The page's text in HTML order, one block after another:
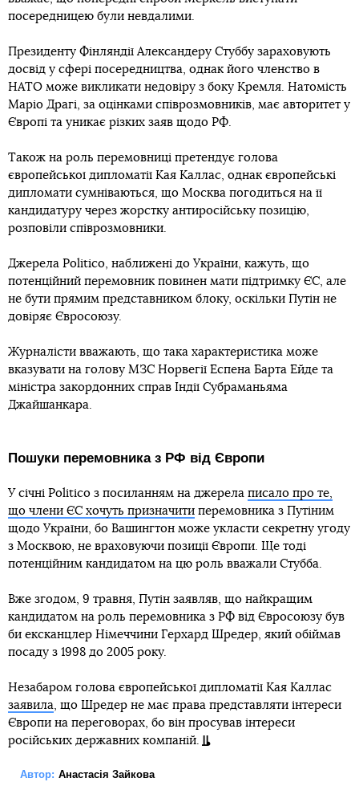
посередницею були невдалими.
Президенту Фінляндії Александеру Стуббу зараховують
досвід у сфері посередництва, однак його членство в
НАТО може викликати недовіру з боку Кремля. Натомість
Маріо Драгі, за оцінками співрозмовників, має авторитет у
Європі та уникає різких заяв щодо РФ.
Також на роль перемовниці претендує голова
європейської дипломатії Кая Каллас, однак європейські
дипломати сумніваються, що Москва погодиться на її
кандидатуру через жорстку антиросійську позицію,
розповіли співрозмовники.
Джерела Politico, наближені до України, кажуть, що
потенційний перемовник повинен мати підтримку ЄС, але
не бути прямим представником блоку, оскільки Путін не
довіряє Євросоюзу.
Журналісти вважають, що така характеристика може
вказувати на голову МЗС Норвегії Еспена Барта Ейде та
міністра закордонних справ Індії Субраманьяма
Джайшанкара.
Пошуки перемовника з РФ від Європи
У січні Politico з посиланням на джерела писало про те,
що члени ЄС хочуть призначити перемовника з Путіним
щодо України, бо Вашингтон може укласти секретну угоду
з Москвою, не враховуючи позиції Європи. Ще тоді
потенційним кандидатом на цю роль вважали Стубба.
Вже згодом, 9 травня, Путін заявляв, що найкращим
кандидатом на роль перемовника з РФ від Євросоюзу був
би ексканцлер Німеччини Герхард Шредер, який обіймав
посаду з 1998 до 2005 року.
Незабаром голова європейської дипломатії Кая Каллас
заявила, що Шредер не має права представляти інтереси
Європи на переговорах, бо він просував інтереси
російських державних компаній.
Автор: Анастасія Зайкова